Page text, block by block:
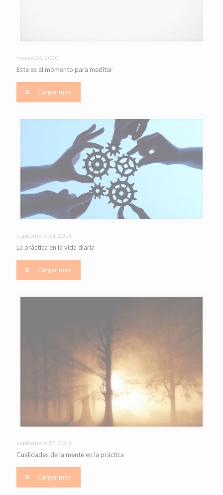
marzo 26, 2020
Este es el momento para meditar
Cargar mas
septiembre 24, 2018
La práctica en la vida diaria
Cargar mas
septiembre 17, 2018
Cualidades de la mente en la práctica
Cargar mas